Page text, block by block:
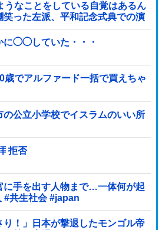
うなことをしている自覚はあるん
笑った左派、平和記念式典での演
に◯◯していた・・・
歳でアルファード一括で買えちゃ
の公立小学校でイスラムのいい所
拒否
に手を出す人物まで…一体何が起
#共生社会 #japan
！」日本が撃退したモンゴル帝